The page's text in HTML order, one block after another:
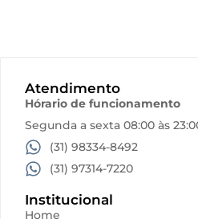
Atendimento
Hórario de funcionamento
Segunda a sexta 08:00 às
(31) 98334-8492
(31) 97314-7220
Institucional
Home